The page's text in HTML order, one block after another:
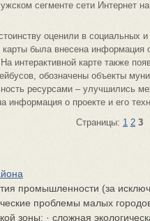
сегменте сети Интернет
оценили в социальных и
была внесена информация
интерактивной карте также
обозначены объекты
ресурсами – улучшились
информация о проекте и его
Страницы: 1 2 3
промышленности (за
проблемы малых
зоны; · сложная